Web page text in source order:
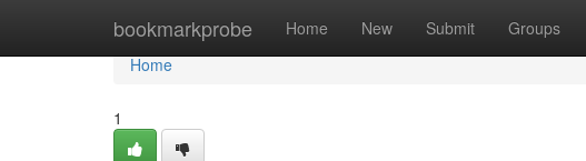
bookmarkprobe Home New Submit Groups
Home
Home
1